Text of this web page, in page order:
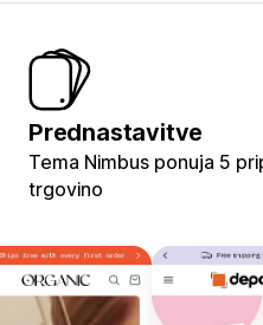
Prednastavitve
Tema Nimbus ponuja 5
trgovino